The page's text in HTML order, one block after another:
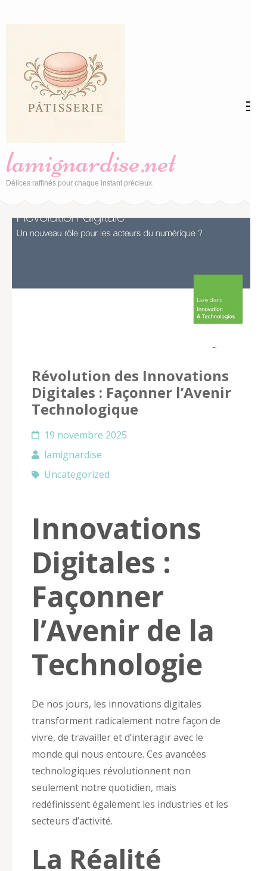
(Pressez
Entrée)
lamignardise.net
Délices raffinés pour chaque instant précieux.
Révolution des Innovations
Digitales : Façonner l’Avenir
Technologique
19 novembre 2025
lamignardise
Uncategorized
Innovations
Digitales :
Façonner
l’Avenir de la
Technologie
De nos jours, les innovations digitales
transforment radicalement notre façon de
vivre, de travailler et d’interagir avec le
monde qui nous entoure. Ces avancées
technologiques révolutionnent non
seulement notre quotidien, mais
redéfinissent également les industries et les
secteurs d’activité.
La Réalité